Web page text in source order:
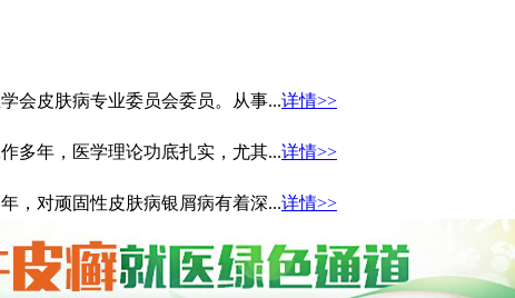
会皮肤病专业委员会委员。从事...详情>>
多年，医学理论功底扎实，尤其...详情>>
，对顽固性皮肤病银屑病有着深...详情>>